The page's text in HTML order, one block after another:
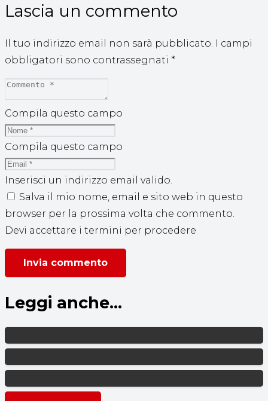
Lascia un commento
Il tuo indirizzo email non sarà pubblicato. I campi
obbligatori sono contrassegnati *
Compila questo campo
Compila questo campo
Inserisci un indirizzo email valido.
Salva il mio nome, email e sito web in questo
browser per la prossima volta che commento.
Devi accettare i termini per procedere
Invia commento
Leggi anche...